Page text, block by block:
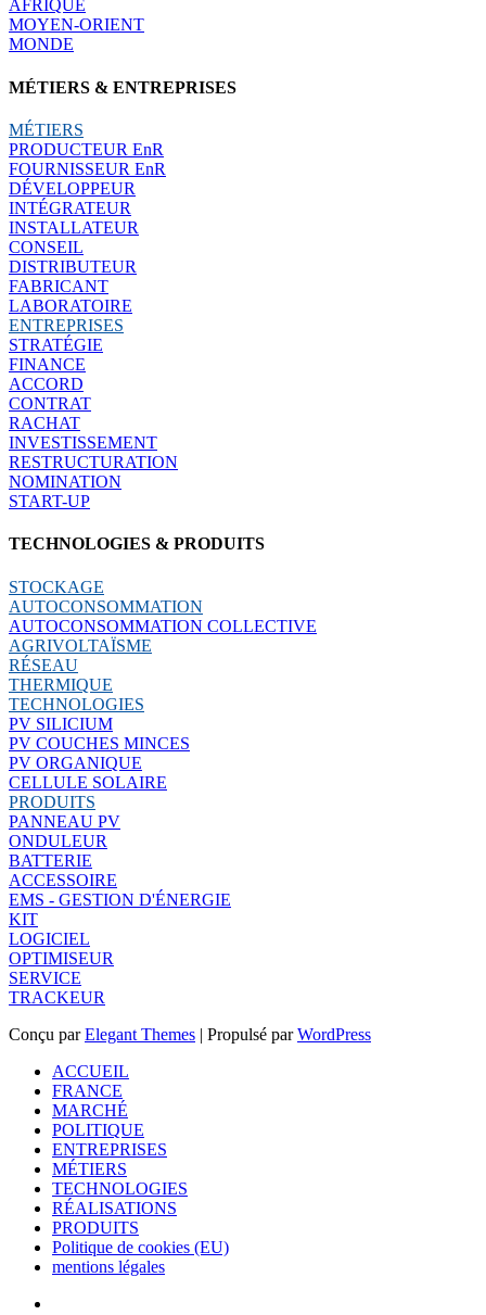
AFRIQUE
MOYEN-ORIENT
MONDE
MÉTIERS & ENTREPRISES
MÉTIERS
PRODUCTEUR EnR
FOURNISSEUR EnR
DÉVELOPPEUR
INTÉGRATEUR
INSTALLATEUR
CONSEIL
DISTRIBUTEUR
FABRICANT
LABORATOIRE
ENTREPRISES
STRATÉGIE
FINANCE
ACCORD
CONTRAT
RACHAT
INVESTISSEMENT
RESTRUCTURATION
NOMINATION
START-UP
TECHNOLOGIES & PRODUITS
STOCKAGE
AUTOCONSOMMATION
AUTOCONSOMMATION COLLECTIVE
AGRIVOLTAÏSME
RÉSEAU
THERMIQUE
TECHNOLOGIES
PV SILICIUM
PV COUCHES MINCES
PV ORGANIQUE
CELLULE SOLAIRE
PRODUITS
PANNEAU PV
ONDULEUR
BATTERIE
ACCESSOIRE
EMS - GESTION D'ÉNERGIE
KIT
LOGICIEL
OPTIMISEUR
SERVICE
TRACKEUR
Conçu parElegant Themes | Propulsé parWordPress
ACCUEIL
FRANCE
MARCHÉ
POLITIQUE
ENTREPRISES
MÉTIERS
TECHNOLOGIES
RÉALISATIONS
PRODUITS
Politique de cookies (EU)
mentions légales